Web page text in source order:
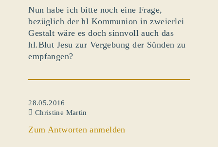
Nun habe ich bitte noch eine Frage,
bezüglich der hl Kommunion in zweierlei
Gestalt wäre es doch sinnvoll auch das
hl.Blut Jesu zur Vergebung der Sünden zu
empfangen?
28.05.2016
Christine Martin
Zum Antworten anmelden